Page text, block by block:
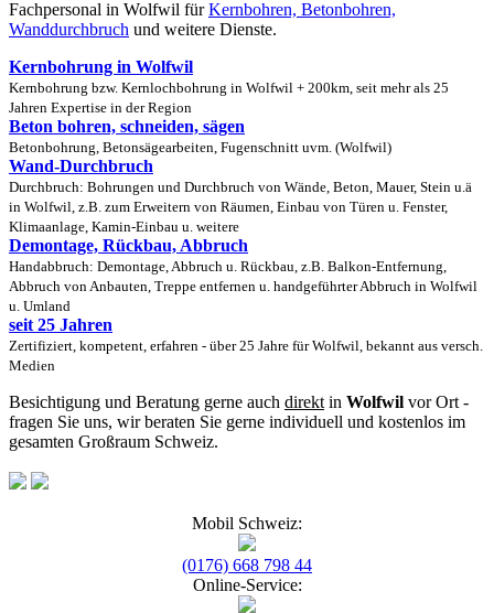
Fachpersonal in Wolfwil fürKernbohren, Betonbohren,
Wanddurchbruch und weitere Dienste.
Kernbohrung in Wolfwil
Kernbohrung bzw. Kernlochbohrung in Wolfwil + 200km, seit mehr als 25
Jahren Expertise in der Region
Beton bohren, schneiden, sägen
Betonbohrung, Betonsägearbeiten, Fugenschnitt uvm. (Wolfwil)
Wand-Durchbruch
Durchbruch: Bohrungen und Durchbruch von Wände, Beton, Mauer, Stein u.ä
in Wolfwil, z.B. zum Erweitern von Räumen, Einbau von Türen u. Fenster,
Klimaanlage, Kamin-Einbau u. weitere
Demontage, Rückbau, Abbruch
Handabbruch: Demontage, Abbruch u. Rückbau, z.B. Balkon-Entfernung,
Abbruch von Anbauten, Treppe entfernen u. handgeführter Abbruch in Wolfwil
u. Umland
seit 25 Jahren
Zertifiziert, kompetent, erfahren - über 25 Jahre für Wolfwil, bekannt aus versch.
Medien
Besichtigung und Beratung gerne auch direkt in Wolfwil vor Ort -
fragen Sie uns, wir beraten Sie gerne individuell und kostenlos im
gesamten Großraum Schweiz.
Mobil Schweiz:
(0176) 668 798 44
Online-Service: